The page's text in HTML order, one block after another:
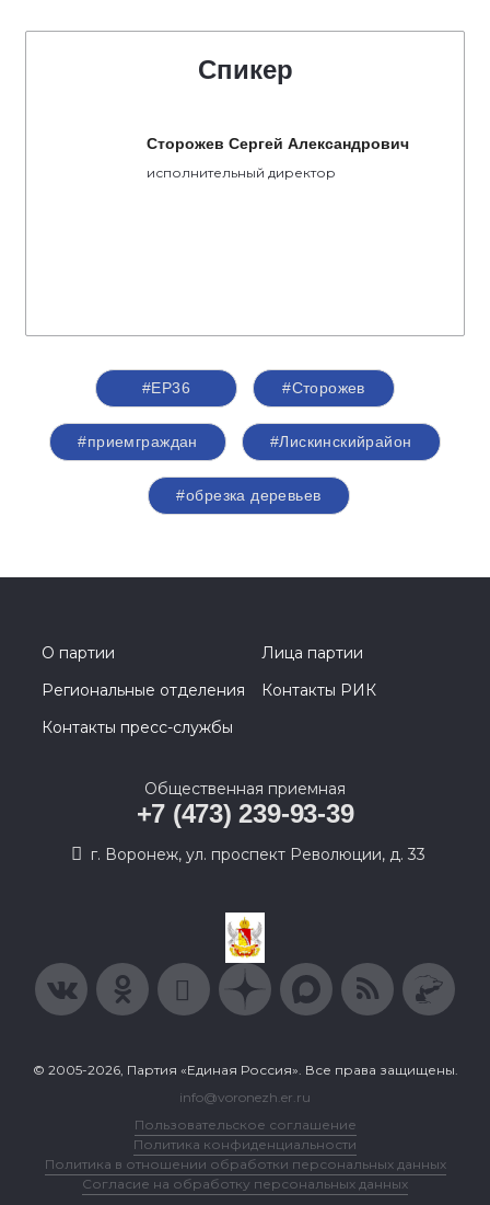
Спикер
Сторожев Сергей Александрович
исполнительный директор
#ЕР36 #Сторожев
#приемграждан #Лискинскийрайон
#обрезка деревьев
О партии
Лица партии
Региональные отделения
Контакты РИК
Контакты пресс-службы
Общественная приемная
+7 (473) 239-93-39
г. Воронеж, ул. проспект Революции, д. 33
© 2005-2026, Партия «Единая Россия». Все права защищены.
info@voronezh.er.ru
Пользовательское соглашение
Политика конфиденциальности
Политика в отношении обработки персональных данных
Согласие на обработку персональных данных